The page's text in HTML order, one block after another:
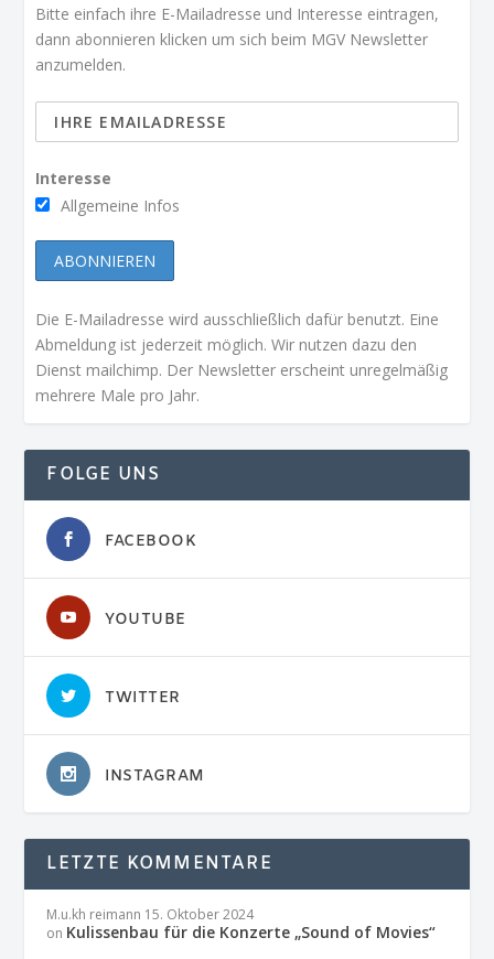
Bitte einfach ihre E-Mailadresse und Interesse eintragen,
dann abonnieren klicken um sich beim MGV Newsletter
anzumelden.
Interesse
Allgemeine Infos
Die E-Mailadresse wird ausschließlich dafür benutzt. Eine
Abmeldung ist jederzeit möglich. Wir nutzen dazu den
Dienst mailchimp. Der Newsletter erscheint unregelmäßig
mehrere Male pro Jahr.
FOLGE UNS
FACEBOOK
YOUTUBE
TWITTER
INSTAGRAM
LETZTE KOMMENTARE
M.u.kh reimann 15. Oktober 2024
on Kulissenbau für die Konzerte „Sound of Movies“